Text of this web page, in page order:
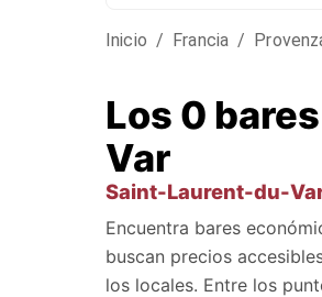
Inicio / Francia /
Los 0
Var
Saint-Laurent-du-
Encuentra bares
buscan precios
los locales. Entre los